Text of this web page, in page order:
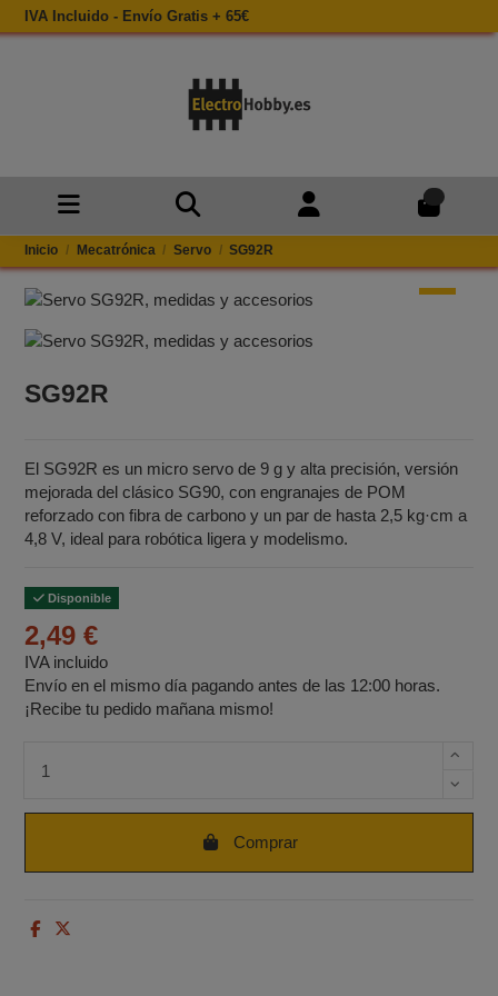
IVA Incluido - Envío Gratis + 65€
Inicio Mecatrónica Servo SG92R
SG92R
El SG92R es un micro servo de 9 g y alta precisión, versión
mejorada del clásico SG90, con engranajes de POM
reforzado con fibra de carbono y un par de hasta 2,5 kg·cm a
4,8 V, ideal para robótica ligera y modelismo.
Disponible
2,49 €
IVA incluido
Envío en el mismo día pagando antes de las 12:00 horas.
¡Recibe tu pedido mañana mismo!
Comprar